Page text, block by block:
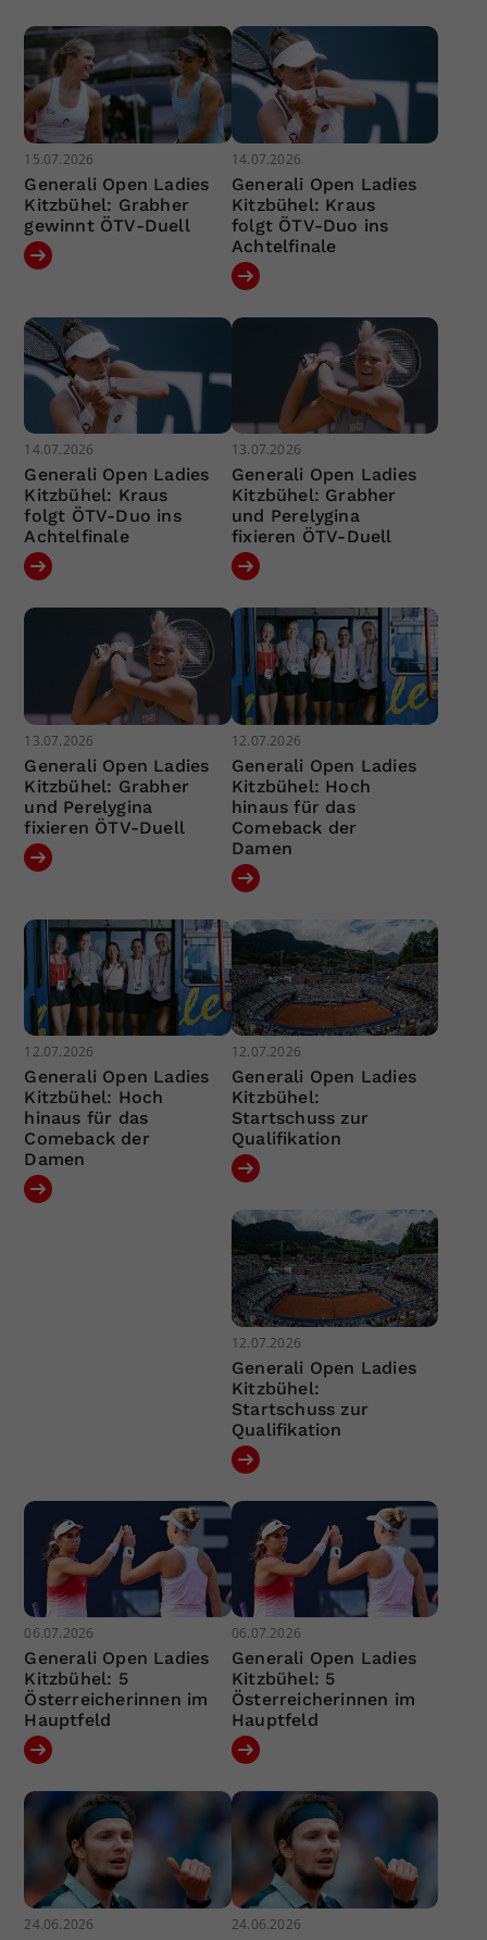
15.07.2026
Generali Open Ladies
Kitzbühel: Grabher
gewinnt ÖTV-Duell
14.07.2026
Generali Open Ladies
Kitzbühel: Kraus
folgt ÖTV-Duo ins
Achtelfinale
14.07.2026
Generali Open Ladies
Kitzbühel: Kraus
folgt ÖTV-Duo ins
Achtelfinale
13.07.2026
Generali Open Ladies
Kitzbühel: Grabher
und Perelygina
fixieren ÖTV-Duell
13.07.2026
Generali Open Ladies
Kitzbühel: Grabher
und Perelygina
fixieren ÖTV-Duell
12.07.2026
Generali Open Ladies
Kitzbühel: Hoch
hinaus für das
Comeback der
Damen
12.07.2026
Generali Open Ladies
Kitzbühel: Hoch
hinaus für das
Comeback der
Damen
12.07.2026
Generali Open Ladies
Kitzbühel:
Startschuss zur
Qualifikation
12.07.2026
Generali Open Ladies
Kitzbühel:
Startschuss zur
Qualifikation
06.07.2026
Generali Open Ladies
Kitzbühel: 5
Österreicherinnen im
Hauptfeld
06.07.2026
Generali Open Ladies
Kitzbühel: 5
Österreicherinnen im
Hauptfeld
24.06.2026 24.06.2026